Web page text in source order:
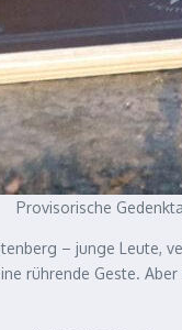
Provisorische
– junge Leute,
rührende Geste.